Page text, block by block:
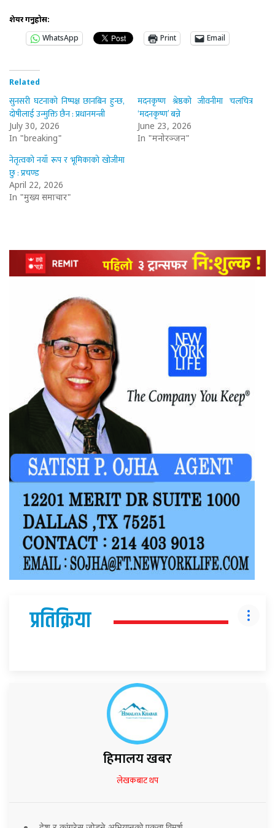
शेयर गर्नुहोस:
WhatsApp
Print Email
Related
सुनसरी घटनाको निष्पक्ष छानबिन हुन्छ,
दोषीलाई उन्मुक्ति छैन : प्रधानमन्त्री
July 30, 2026
In "breaking"
मदनकृष्ण श्रेष्ठको जीवनीमा चलचित्र
‘मदनकृष्ण’ बन्ने
June 23, 2026
In "मनोरञ्जन"
नेतृत्वको नयाँ रूप र भूमिकाको खोजीमा
छु : प्रचण्ड
April 22, 2026
In "मुख्य समाचार"
प्रतिक्रिया
हिमालय खबर
लेखकबाट थप